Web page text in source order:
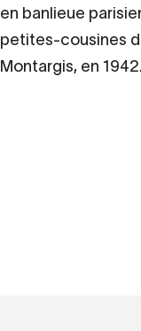
en banlieue
petites-cousines
Montargis, en 1942.